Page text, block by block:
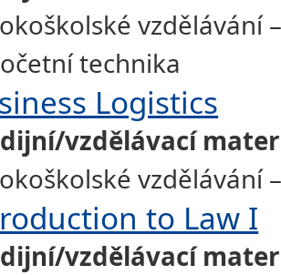
technika
Logistics
vzdělávací
vzdělávání
to Law I
vzdělávací